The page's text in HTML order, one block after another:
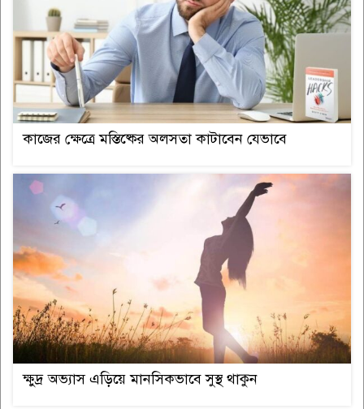
কাজের ক্ষেত্রে মস্তিষ্কের অলসতা কাটাবেন যেভাবে
ক্ষুদ্র অভ্যাস এড়িয়ে মানসিকভাবে সুস্থ থাকুন